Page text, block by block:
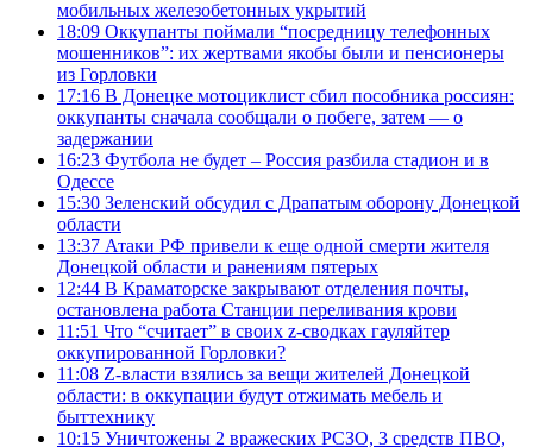
мобильных железобетонных укрытий
18:09 Оккупанты поймали “посредницу телефонных
мошенников”: их жертвами якобы были и пенсионеры
из Горловки
17:16 В Донецке мотоциклист сбил пособника россиян:
оккупанты сначала сообщали о побеге, затем — о
задержании
16:23 Футбола не будет – Россия разбила стадион и в
Одессе
15:30 Зеленский обсудил с Драпатым оборону Донецкой
области
13:37 Атаки РФ привели к еще одной смерти жителя
Донецкой области и ранениям пятерых
12:44 В Краматорске закрывают отделения почты,
остановлена работа Станции переливания крови
11:51 Что “считает” в своих z-сводках гауляйтер
оккупированной Горловки?
11:08 Z-власти взялись за вещи жителей Донецкой
области: в оккупации будут отжимать мебель и
быттехнику
10:15 Уничтожены 2 вражеских РСЗО, 3 средств ПВО,